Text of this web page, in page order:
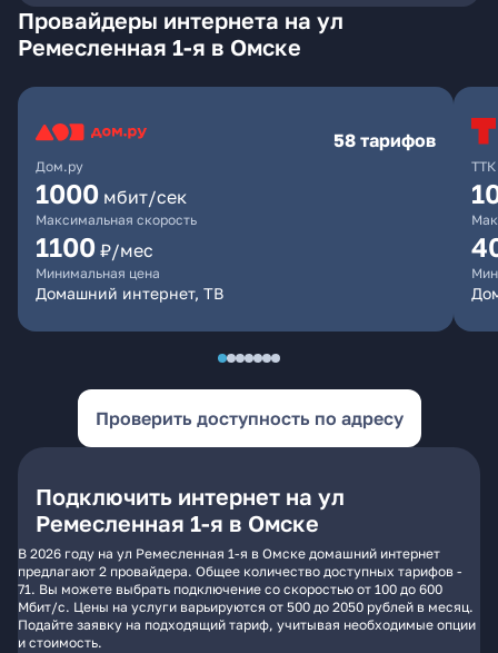
Провайдеры интернета на ул
Ремесленная 1-я в Омске
Дом.ру
58 тарифов
1000 мбит/сек
Максимальная скорость
1100 ₽/мес
Минимальная цена
Домашний интернет, ТВ
ТТК
Проверить доступность по адресу
Подключить интернет на ул
Ремесленная 1-я в Омске
В 2026 году на ул Ремесленная 1-я в Омске домашний интернет
предлагают 2 провайдера. Общее количество доступных тарифов -
71. Вы можете выбрать подключение со скоростью от 100 до 600
Мбит/с. Цены на услуги варьируются от 500 до 2050 рублей в месяц.
Подайте заявку на подходящий тариф, учитывая необходимые опции
и стоимость.